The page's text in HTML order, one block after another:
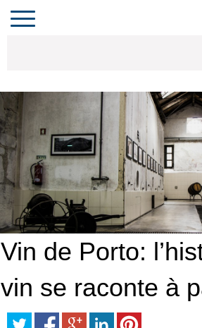
Toggle
navigation
Vin de Porto:
vin se raconte à